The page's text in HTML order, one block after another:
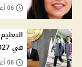
في 2026/2027 وتوضح نظام الحضور